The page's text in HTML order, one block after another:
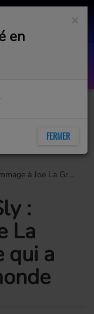
#28 (House
l'homme qui a fait danser le monde
:
La
qui a
×
en
FERMER